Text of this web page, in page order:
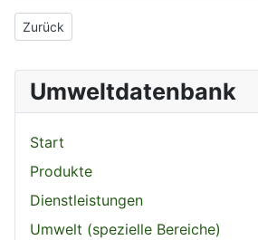
Vorheriger Beitrag: FCKW-Ersatzstoff
Zurück
Umweltdatenbank
Start
Produkte
Dienstleistungen
Umwelt (spezielle Bereiche)